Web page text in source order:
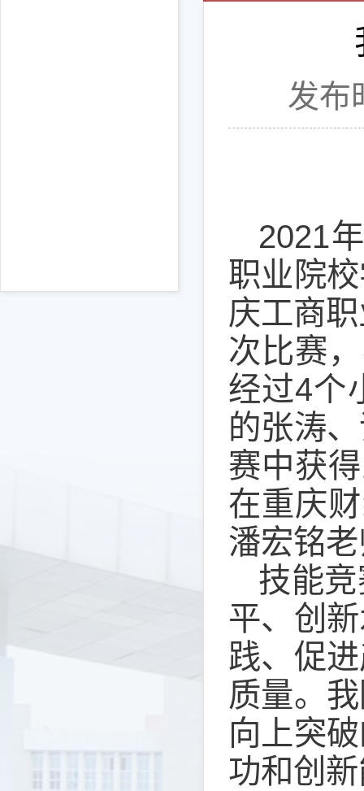
发布
2021
职业院
庆工商
次比赛
经过4个
的张涛
赛中获
在重庆
潘宏铭
技能
平、创
践、促
质量。
向上突
功和创